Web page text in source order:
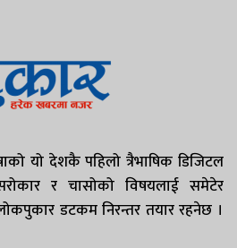
यो देशकै पहिलो त्रैभाषिक डिजिटल
र चासोको विषयलाई समेटेर
डटकम निरन्तर तयार रहनेछ ।